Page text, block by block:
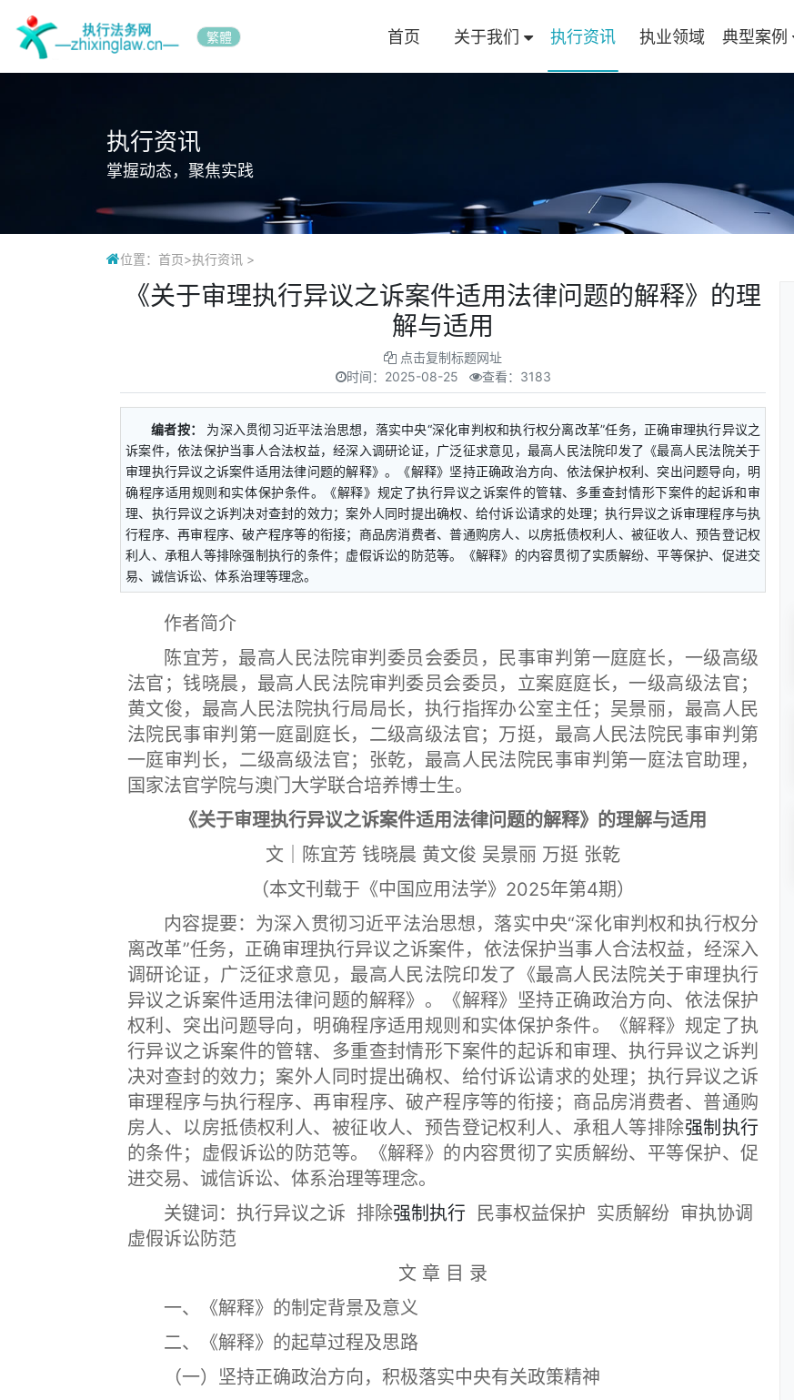
繁體 首页 关于我们 执行资讯 执业领域 典型案例
执行资讯
掌握动态，聚焦实践
位置： 首页>执行资讯 >
《关于审理执行异议之诉案件适用法律问题的解释》的理
解与适用
点击复制标题网址
时间： 2025-08-25 查看：3183
编者按：
为深入贯彻习近平法治思想，落实中央“深化审判权和执行权分离改革”任务，正确审理执行异议之
诉案件，依法保护当事人合法权益，经深入调研论证，广泛征求意见，最高人民法院印发了《最高人民法院关于
审理执行异议之诉案件适用法律问题的解释》。《解释》坚持正确政治方向、依法保护权利、突出问题导向，明
确程序适用规则和实体保护条件。《解释》规定了执行异议之诉案件的管辖、多重查封情形下案件的起诉和审
理、执行异议之诉判决对查封的效力；案外人同时提出确权、给付诉讼请求的处理；执行异议之诉审理程序与执
行程序、再审程序、破产程序等的衔接；商品房消费者、普通购房人、以房抵债权利人、被征收人、预告登记权
利人、承租人等排除强制执行的条件；虚假诉讼的防范等。《解释》的内容贯彻了实质解纷、平等保护、促进交
易、诚信诉讼、体系治理等理念。
作者简介
陈宜芳，最高人民法院审判委员会委员，民事审判第一庭庭长，一级高级
法官；钱晓晨，最高人民法院审判委员会委员，立案庭庭长，一级高级法官；
黄文俊，最高人民法院执行局局长，执行指挥办公室主任；吴景丽，最高人民
法院民事审判第一庭副庭长，二级高级法官；万挺，最高人民法院民事审判第
一庭审判长，二级高级法官；张乾，最高人民法院民事审判第一庭法官助理，
国家法官学院与澳门大学联合培养博士生。
《关于审理执行异议之诉案件适用法律问题的解释》的理解与适用
文｜陈宜芳 钱晓晨 黄文俊 吴景丽 万挺 张乾
（本文刊载于《中国应用法学》2025年第4期）
内容提要：为深入贯彻习近平法治思想，落实中央“深化审判权和执行权分
离改革”任务，正确审理执行异议之诉案件，依法保护当事人合法权益，经深入
调研论证，广泛征求意见，最高人民法院印发了《最高人民法院关于审理执行
异议之诉案件适用法律问题的解释》。《解释》坚持正确政治方向、依法保护
权利、突出问题导向，明确程序适用规则和实体保护条件。《解释》规定了执
行异议之诉案件的管辖、多重查封情形下案件的起诉和审理、执行异议之诉判
决对查封的效力；案外人同时提出确权、给付诉讼请求的处理；执行异议之诉
审理程序与执行程序、再审程序、破产程序等的衔接；商品房消费者、普通购
房人、以房抵债权利人、被征收人、预告登记权利人、承租人等排除强制执行
的条件；虚假诉讼的防范等。《解释》的内容贯彻了实质解纷、平等保护、促
进交易、诚信诉讼、体系治理等理念。
关键词：执行异议之诉 排除强制执行 民事权益保护 实质解纷 审执协调
虚假诉讼防范
文 章 目 录
一、《解释》的制定背景及意义
二、《解释》的起草过程及思路
（一）坚持正确政治方向，积极落实中央有关政策精神